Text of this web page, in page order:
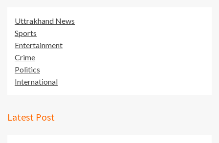
Uttrakhand News
Sports
Entertainment
Crime
Politics
International
Latest Post